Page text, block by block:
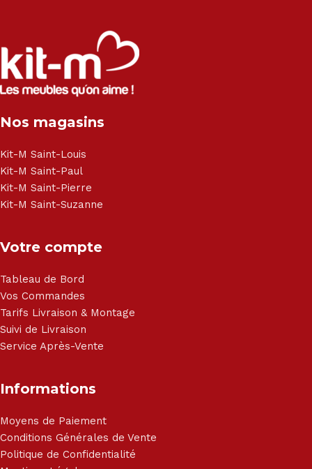
Salon angle - Salon convertible - Salon relax - Canapé -
Canapé lit - Cuisine sur-mesure - Fauteuil - Armoire - Table
et chaise - Meuble de salle de bain - Literie - Lit - Bureau -
Électroménager - Télévision led - Réfrigérateur -
- Matelas - Hifi Hitachi, LG, Sharp, Philips, Bosh, Moulinex,
Haier, Sony, Cecotec, Westpoint, Dyson.
Nos magasins
Kit-M Saint-Louis
Kit-M Saint-Paul
Kit-M Saint-Pierre
Kit-M Saint-Suzanne
Votre compte
Tableau de Bord
Vos Commandes
Tarifs Livraison & Montage
Suivi de Livraison
Service Après-Vente
Informations
Moyens de Paiement
Conditions Générales de Vente
Politique de Confidentialité